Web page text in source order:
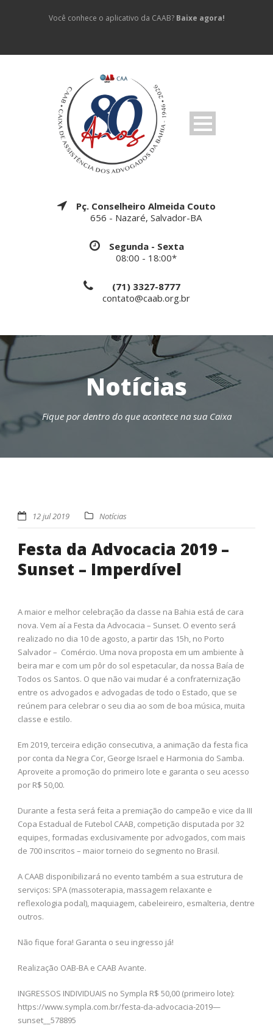
Você conhece o aplicativo da CAAB? Baixe agora!
Pç. Conselheiro Almeida Couto
656 - Nazaré, Salvador-BA
Segunda - Sexta
08:00 - 18:00*
(71) 3327-8777
contato@caab.org.br
Notícias
Fique por dentro do que acontece na sua Caixa
12 jul 2019 Notícias
Festa da Advocacia 2019 –
Sunset – Imperdível
A maior e melhor celebração da classe na Bahia está de cara
nova. Vem aí a Festa da Advocacia – Sunset. O evento será
realizado no dia 10 de agosto, a partir das 15h, no Porto
Salvador – Comércio. Uma nova proposta em um ambiente à
beira mar e com um pôr do sol espetacular, da nossa Baía de
Todos os Santos. O que não vai mudar é a confraternização
entre os advogados e advogadas de todo o Estado, que se
reúnem para celebrar o seu dia ao som de boa música, muita
classe e estilo.
Em 2019, terceira edição consecutiva, a animação da festa fica
por conta da Negra Cor, George Israel e Harmonia do Samba.
Aproveite a promoção do primeiro lote e garanta o seu acesso
por R$ 50,00.
Durante a festa será feita a premiação do campeão e vice da III
Copa Estadual de Futebol CAAB, competição disputada por 32
equipes, formadas exclusivamente por advogados, com mais
de 700 inscritos – maior torneio do segmento no Brasil.
A CAAB disponibilizará no evento também a sua estrutura de
serviços: SPA (massoterapia, massagem relaxante e
reflexologia podal), maquiagem, cabeleireiro, esmalteria, dentre
outros.
Não fique fora! Garanta o seu ingresso já!
Realização OAB-BA e CAAB Avante.
INGRESSOS INDIVIDUAIS no Sympla R$ 50,00 (primeiro lote):
https://www.sympla.com.br/festa-da-advocacia-2019—
sunset__578895